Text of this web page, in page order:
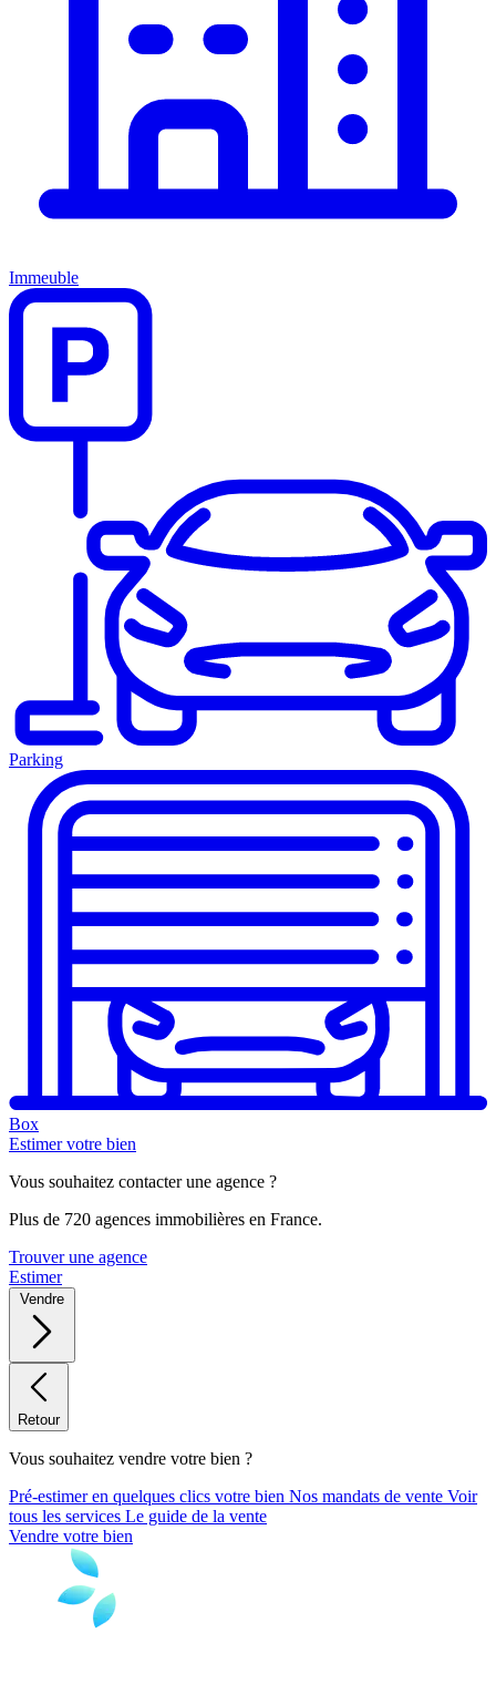
Immeuble
Parking
Box
Estimer votre bien
Vous souhaitez contacter une agence ?
Plus de 720 agences immobilières en France.
Trouver une agence
Estimer
Vendre
Retour
Vous souhaitez vendre votre bien ?
Pré-estimer en quelques clics votre bien Nos mandats de vente Voir
tous les services Le guide de la vente
Vendre votre bien